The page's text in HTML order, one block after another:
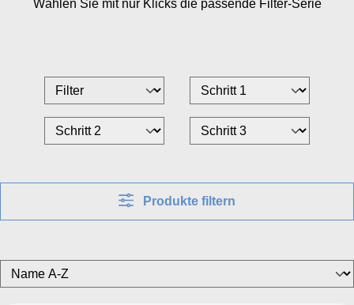
Wählen Sie mit nur Klicks die passende Filter-Serie
Produkte filtern